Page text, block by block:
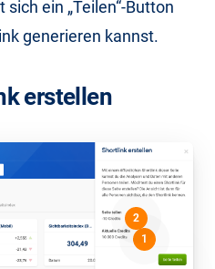
ein „Teilen“-Button
generieren kannst.
erstellen
1
2